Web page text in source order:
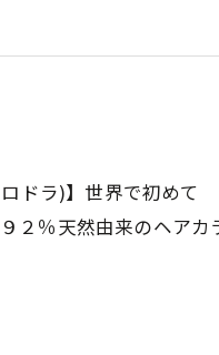
ドラ)】世界で初めて
２％天然由来のヘアカ